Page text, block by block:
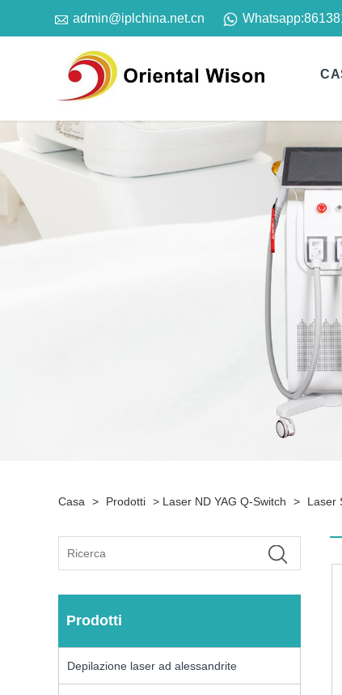
 admin@iplchina.net.cn Whatsapp:
Casa > Prodotti > Laser ND YAG Q-Switch > Laser
Prodotti
Depilazione laser ad alessandrite